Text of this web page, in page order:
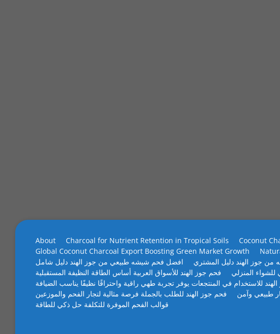
About Charcoal for Nutrient Retention in Tropical Soils Coconut
Global Coconut Charcoal Export Boosting Green Market Growth
افضل فحم شيشه طبيعي من جوز الهند دليل شامل
جوز الهند دليل المشتري
فحم جوز الهند للأسواق العربية أساس الطاقة النظيفة المستقبلية
للشواء المنزلي
للاستخدام في المنتجعات يوفر تجربة طهي راقية واحتراقًا نظيفًا يناسب الضيافة
فحم جوز الهند للطلب بالجملة فرصة مثالية لتجار الفحم والموزعين
طبيعي وآمن
قوالب الفحم الموفرة للتكلفة حل ذكي للطاقة